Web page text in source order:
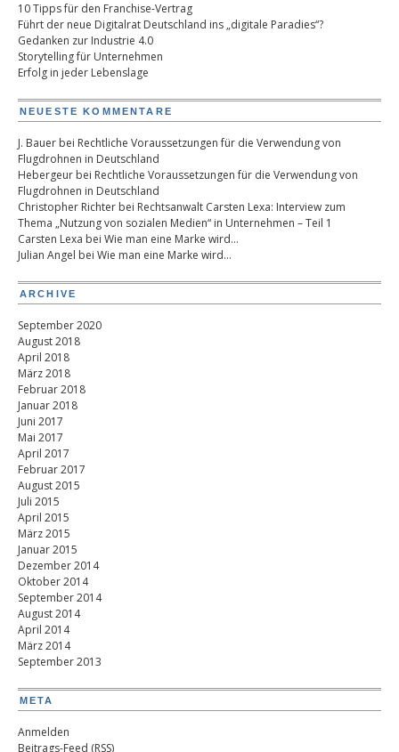
10 Tipps für den Franchise-Vertrag
Führt der neue Digitalrat Deutschland ins „digitale Paradies“?
Gedanken zur Industrie 4.0
Storytelling für Unternehmen
Erfolg in jeder Lebenslage
NEUESTE KOMMENTARE
J. Bauer bei Rechtliche Voraussetzungen für die Verwendung von
Flugdrohnen in Deutschland
Hebergeur bei Rechtliche Voraussetzungen für die Verwendung von
Flugdrohnen in Deutschland
Christopher Richter bei Rechtsanwalt Carsten Lexa: Interview zum
Thema „Nutzung von sozialen Medien“ in Unternehmen – Teil 1
Carsten Lexa bei Wie man eine Marke wird…
Julian Angel bei Wie man eine Marke wird…
ARCHIVE
September 2020
August 2018
April 2018
März 2018
Februar 2018
Januar 2018
Juni 2017
Mai 2017
April 2017
Februar 2017
August 2015
Juli 2015
April 2015
März 2015
Januar 2015
Dezember 2014
Oktober 2014
September 2014
August 2014
April 2014
März 2014
September 2013
META
Anmelden
Beitrags-Feed (RSS)